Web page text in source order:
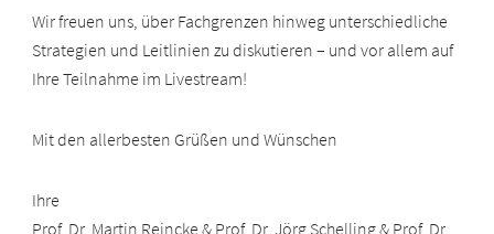
Wir freuen uns, über Fachgrenzen hinweg unterschiedliche
Strategien und Leitlinien zu diskutieren – und vor allem auf
Ihre Teilnahme im Livestream!
Mit den allerbesten Grüßen und Wünschen
Ihre
Prof. Dr. Martin Reincke & Prof. Dr. Jörg Schelling & Prof. Dr.